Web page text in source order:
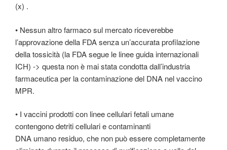
(x) .
• Nessun altro farmaco sul mercato riceverebbe
l’approvazione della FDA senza un’accurata profilazione
della tossicità (la FDA segue le linee guida internazionali
ICH) -> questa non è mai stata condotta dall’industria
farmaceutica per la contaminazione del DNA nel vaccino
MPR.
• I vaccini prodotti con linee cellulari fetali umane
contengono detriti cellulari e contaminanti
DNA umano residuo, che non può essere completamente